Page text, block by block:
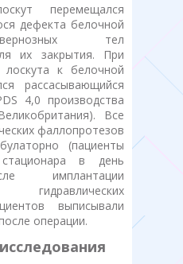
перемещался
дефекта белочной
тел
их закрытия. При
к белочной
рассасывающийся
4,0 производства
Все
фаллопротезов
(пациенты
в день
имплантации
выписывали
операции.